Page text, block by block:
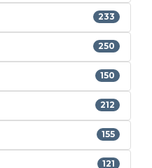
233
250
150
212
155
121